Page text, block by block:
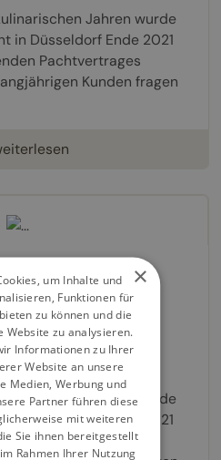
Jahren wurde
in Düsseldorf Ende 2021
Pachtvertrages
Kunden fragen
Pasta &
Jahren wurde
in Düsseldorf Ende 2021
Pachtvertrages
×
um Inhalte und
Funktionen für
zu können und die
Website zu analysieren.
Informationen zu Ihrer
Website an unsere
Medien, Werbung und
Partner führen diese
mit weiteren
Sie ihnen bereitgestellt
Rahmen Ihrer Nutzung